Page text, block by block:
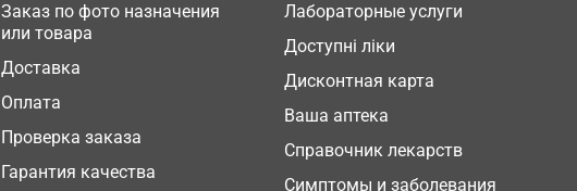
Заказ по фото назначения
или товара
Доставка
Оплата
Проверка заказа
Гарантия качества
Лабораторные услуги
Доступні ліки
Дисконтная карта
Ваша аптека
Справочник лекарств
Симптомы и заболевания